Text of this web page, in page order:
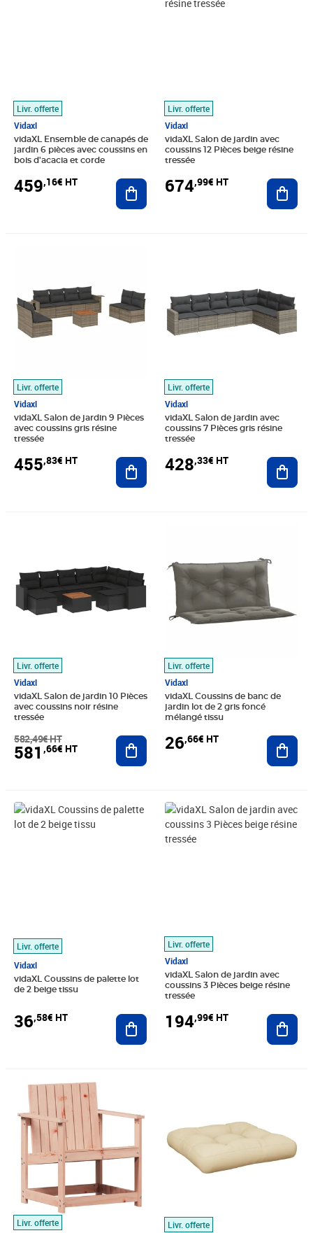
Livr. offerte
Vidaxl
vidaXL Ensemble de canapés de
jardin 6 pièces avec coussins en
bois d'acacia et corde
459,16€ HT Ajouter au panier
Livr. offerte
Vidaxl
vidaXL Salon de jardin avec
coussins 12 Pièces beige résine
tressée
674,99€ HT
Livr. offerte
Vidaxl
vidaXL Salon de jardin 9 Pièces
avec coussins gris résine
tressée
455,83€ HT Ajouter au panier
Livr. offerte
Vidaxl
vidaXL Salon de jardin avec
coussins 7 Pièces gris résine
tressée
428,33€ HT
Livr. offerte
Vidaxl
vidaXL Salon de jardin 10 Pièces
avec coussins noir résine
tressée
582,49€ HT
581 ,66€ HT
Ajouter au panier
Livr. offerte
Vidaxl
vidaXL Coussins de banc de
jardin lot de 2 gris foncé
mélangé tissu
26,66€ HT
Livr. offerte
Vidaxl
vidaXL Coussins de palette lot
de 2 beige tissu
36,58€ HT
Prix 36,58€ HT
Ajouter au panier
Livr. offerte
Vidaxl
vidaXL Salon de jardin avec
coussins 3 Pièces beige résine
tressée
194,99€ HT
Prix 194,99€ HT
Livr. offerte
Prix 43,33€ HT
Livr. offerte